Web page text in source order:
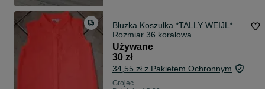
Bluzka Koszulka *TALLY WEIJL*
Rozmiar 36 koralowa
Używane
30 zł
34,55 zł z Pakietem Ochronnym
Grojec